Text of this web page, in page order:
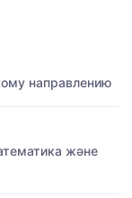
направлению
және